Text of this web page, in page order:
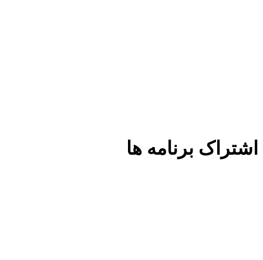
اشتراک برنامه ها